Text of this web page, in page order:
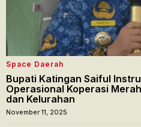
Space Daerah
Bupati Katingan Saiful
Operasional Koperasi
dan Kelurahan
November 11, 2025